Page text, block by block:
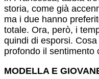
storia, come già
ma i due hanno
totale. Ora, però, i
quindi di esporsi.
profondo il sentimento
MODELLA E